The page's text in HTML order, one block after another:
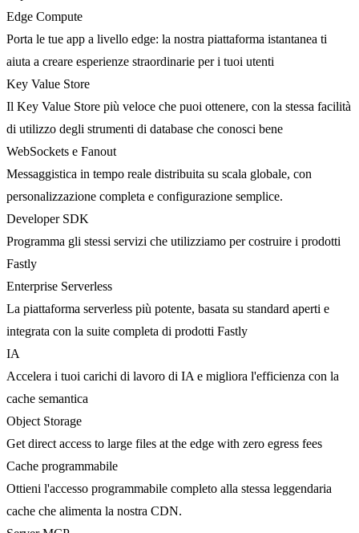
Edge Compute
Porta le tue app a livello edge: la nostra piattaforma istantanea ti
aiuta a creare esperienze straordinarie per i tuoi utenti
Key Value Store
Il Key Value Store più veloce che puoi ottenere, con la stessa facilità
di utilizzo degli strumenti di database che conosci bene
WebSockets e Fanout
Messaggistica in tempo reale distribuita su scala globale, con
personalizzazione completa e configurazione semplice.
Developer SDK
Programma gli stessi servizi che utilizziamo per costruire i prodotti
Fastly
Enterprise Serverless
La piattaforma serverless più potente, basata su standard aperti e
integrata con la suite completa di prodotti Fastly
IA
Accelera i tuoi carichi di lavoro di IA e migliora l'efficienza con la
cache semantica
Object Storage
Get direct access to large files at the edge with zero egress fees
Cache programmabile
Ottieni l'accesso programmabile completo alla stessa leggendaria
cache che alimenta la nostra CDN.